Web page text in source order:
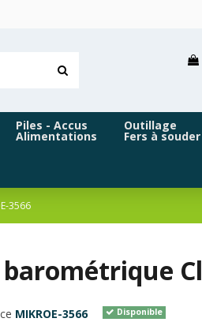
Piles - Accus
Alimentations
Outillage
Fers à souder
3566
MIKROE-3566 Disponible